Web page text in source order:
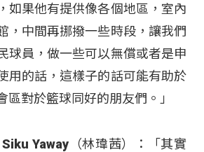
如果他有提供像各個地區，室內
，中間再挪撥一些時段，讓我們
球員，做一些可以無償或者是申
用的話，這樣子的話可能有助於
區對於籃球同好的朋友們。」
Yaway（林瑋茜）：「其實